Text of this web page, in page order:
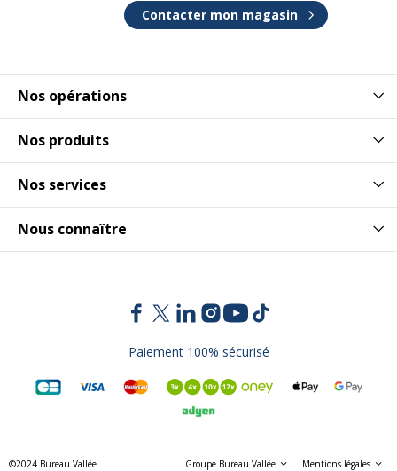
Nos opérations
Nos produits
Nos services
Nous connaître
Contacter mon magasin
Paiement 100% sécurisé
©2024 Bureau Vallée Groupe Bureau Vallée Mentions légales